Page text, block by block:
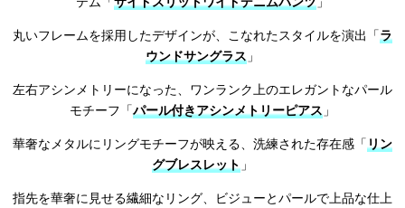
テム「 サイドスリットワイドデニムパンツ」
丸いフレームを採用したデザインが、こなれたスタイルを演出「 ラ
ウンドサングラス」
左右アシンメトリーになった、ワンランク上のエレガントなパール
モチーフ「 パール付きアシンメトリーピアス」
華奢なメタルにリングモチーフが映える、洗練された存在感「 リン
グブレスレット」
指先を華奢に見せる繊細なリング、ビジューとパールで上品な仕上